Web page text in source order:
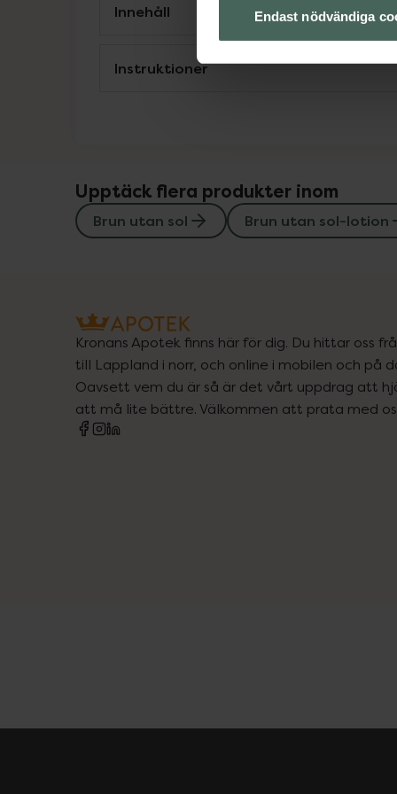
Endast nödvändiga
Innehåll
Instruktioner
Upptäck flera produkter inom
Brun utan sol Brun utan sol-lotion
Kronans Apotek finns här för dig. Du hittar oss
till Lappland i norr, och online i mobilen och på
Oavsett vem du är så är det vårt uppdrag att
att må lite bättre. Välkommen att prata med